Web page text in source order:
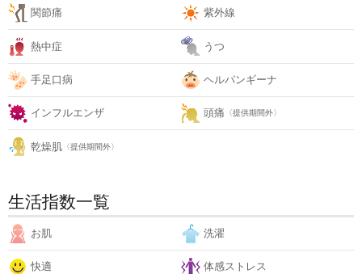
関節痛 紫外線
熱中症 うつ
手足口病 ヘルパンギーナ
インフルエンザ 頭痛 〈提供期間外〉
乾燥肌 〈提供期間外〉
生活指数一覧
お肌 洗濯
快適 体感ストレス